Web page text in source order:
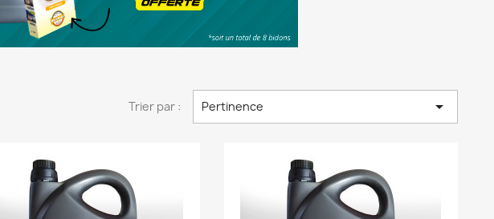
Trier par : Pertinence 